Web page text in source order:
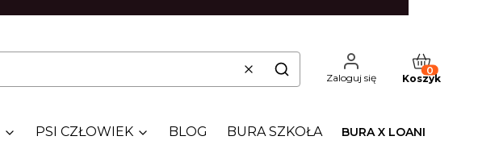
WyczyśćSzukaj Zaloguj się
Produkty w
Koszyk
PSI CZŁOWIEK BLOG BURA SZKOŁA BURA X LOANI